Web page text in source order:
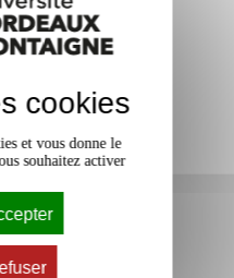
cookies
et vous donne le
souhaitez activer